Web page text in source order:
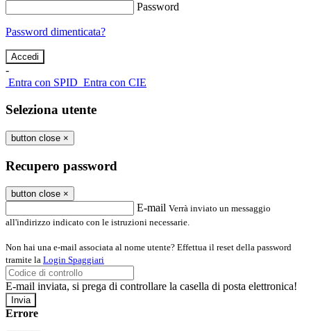
Password
Password dimenticata?
-
Entra con SPID Entra con CIE
Seleziona utente
button close ×
Recupero password
button close ×
E-mail Verrà inviato un messaggio
all'indirizzo indicato con le istruzioni necessarie.
Non hai una e-mail associata al nome utente? Effettua il reset della password
tramite la Login Spaggiari
E-mail inviata, si prega di controllare la casella di posta elettronica!
Errore